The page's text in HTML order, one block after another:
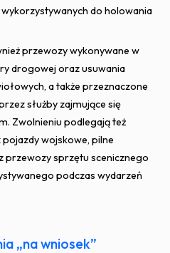
do holowania
przewozy wykonywane w
drogowej oraz usuwania
a także przeznaczone
służby zajmujące się
Zwolnieniu podlegają też
wojskowe, pilne
sprzętu scenicznego
podczas wydarzeń
„na wniosek”